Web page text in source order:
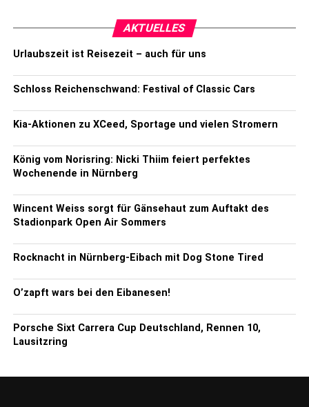
AKTUELLES
Urlaubszeit ist Reisezeit – auch für uns
Schloss Reichenschwand: Festival of Classic Cars
Kia-Aktionen zu XCeed, Sportage und vielen Stromern
König vom Norisring: Nicki Thiim feiert perfektes
Wochenende in Nürnberg
Wincent Weiss sorgt für Gänsehaut zum Auftakt des
Stadionpark Open Air Sommers
Rocknacht in Nürnberg-Eibach mit Dog Stone Tired
O’zapft wars bei den Eibanesen!
Porsche Sixt Carrera Cup Deutschland, Rennen 10,
Lausitzring